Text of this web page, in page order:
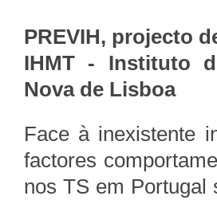
PREVIH, projecto
IHMT - Instituto
Nova de Lisboa
Face à inexistente
factores
nos TS em Portugal